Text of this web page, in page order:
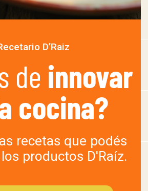
D’Raiz
de innovar
cocina?
recetas que podés
productos D'Raíz.